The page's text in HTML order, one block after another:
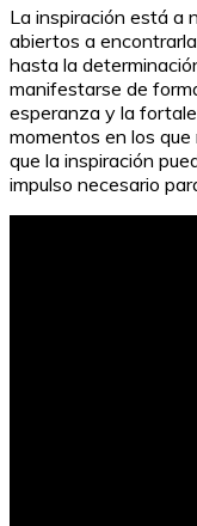
La inspiración está a
abiertos a
hasta la
manifestarse de
esperanza y la
momentos en los
que la inspiración
impulso necesario